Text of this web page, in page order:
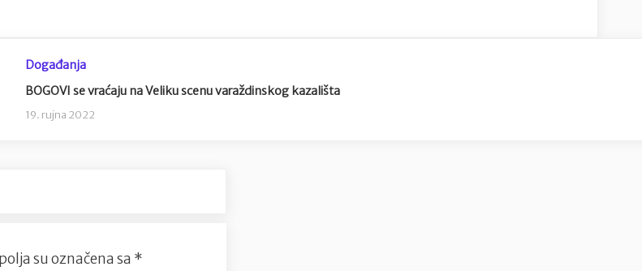
Događanja
BOGOVI se vraćaju na Veliku scenu varaždinskog kazališta
19. rujna 2022
su označena sa *